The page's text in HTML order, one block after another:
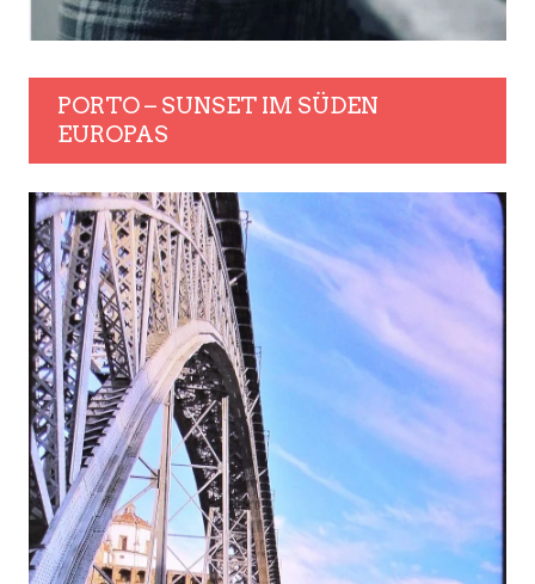
PORTO – SUNSET IM SÜDEN
EUROPAS